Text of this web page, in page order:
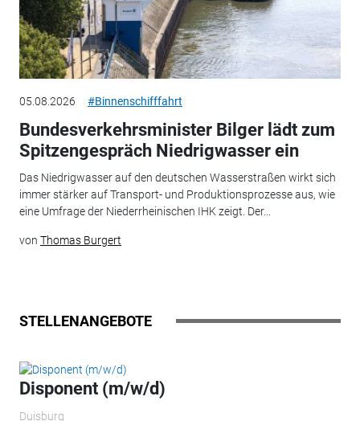
05.08.2026 #Binnenschifffahrt
Bundesverkehrsminister Bilger lädt zum
Spitzengespräch Niedrigwasser ein
Das Niedrigwasser auf den deutschen Wasserstraßen wirkt sich
immer stärker auf Transport- und Produktionsprozesse aus, wie
eine Umfrage der Niederrheinischen IHK zeigt. Der...
von Thomas Burgert
STELLENANGEBOTE
Disponent (m/w/d)
Duisburg